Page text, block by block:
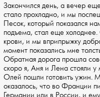
Закончился день, а вечер
стало прохладно, и мы
Песок, который показался
подъема, стал еще
крови, и мы вприпрыжку
момент показались мне
Обратная дорога прошла
скоро я, Аня и Лена стояли
Олей пошли готовить ужин.
оказалось, что во Франции